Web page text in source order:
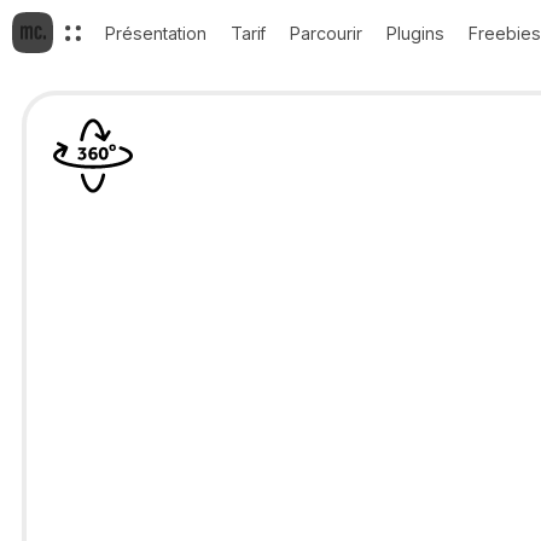
Présentation Tarif Parcourir Plugins Freebies